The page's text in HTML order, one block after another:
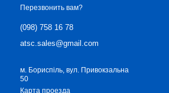
Перезвонить вам?
(098) 758 16 78
atsc.sales@gmail.com
м. Бориспіль, вул. Привокзальна
50
Карта проезда